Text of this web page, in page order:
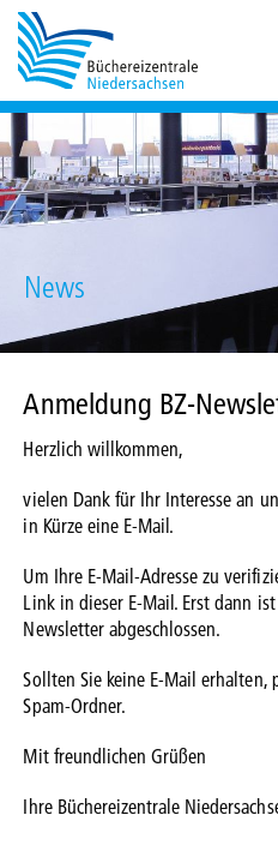
News
Anmeldung BZ-
Herzlich willkommen,
vielen Dank für Ihr Interesse an
in Kürze eine E-Mail.
Um Ihre E-Mail-Adresse zu
Link in dieser E-Mail. Erst dann
Newsletter abgeschlossen.
Sollten Sie keine E-Mail erhalten,
Spam-Ordner.
Mit freundlichen Grüßen
Ihre Büchereizentrale